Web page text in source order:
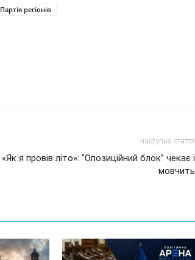
Партія регіонів
наступна стаття
«Як я провів літо»: “Опозиційний блок” чекає і
мовчить